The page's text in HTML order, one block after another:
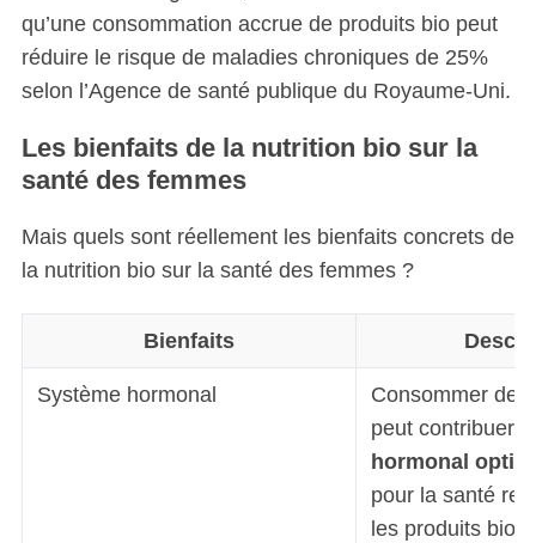
qu’une consommation accrue de produits bio peut
réduire le risque de maladies chroniques de 25%
selon l’Agence de santé publique du Royaume-Uni.
Les bienfaits de la nutrition bio sur la
santé des femmes
Mais quels sont réellement les bienfaits concrets de
la nutrition bio sur la santé des femmes ?
Bienfaits
Système hormonal
Consommer des
peut contribuer
hormonal
pour la santé
les produits bio